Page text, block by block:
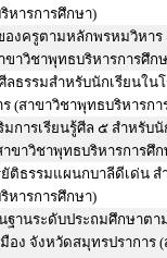
หารการศึกษา)
ครูตามหลักพรหมวิหาร
าวิชาพุทธบริหารการศึก
ธรรมสำหรับนักเรียนใน
(สาขาวิชาพุทธบริหารกา
การเรียนรู้ศีล ๕ สำหรับนั
ขาวิชาพุทธบริหารการศึก
ติธรรมแผนกบาลีดีเด่น
หารการศึกษา)
านระดับประถมศึกษาตา
อง จังหวัดสมุทรปราการ